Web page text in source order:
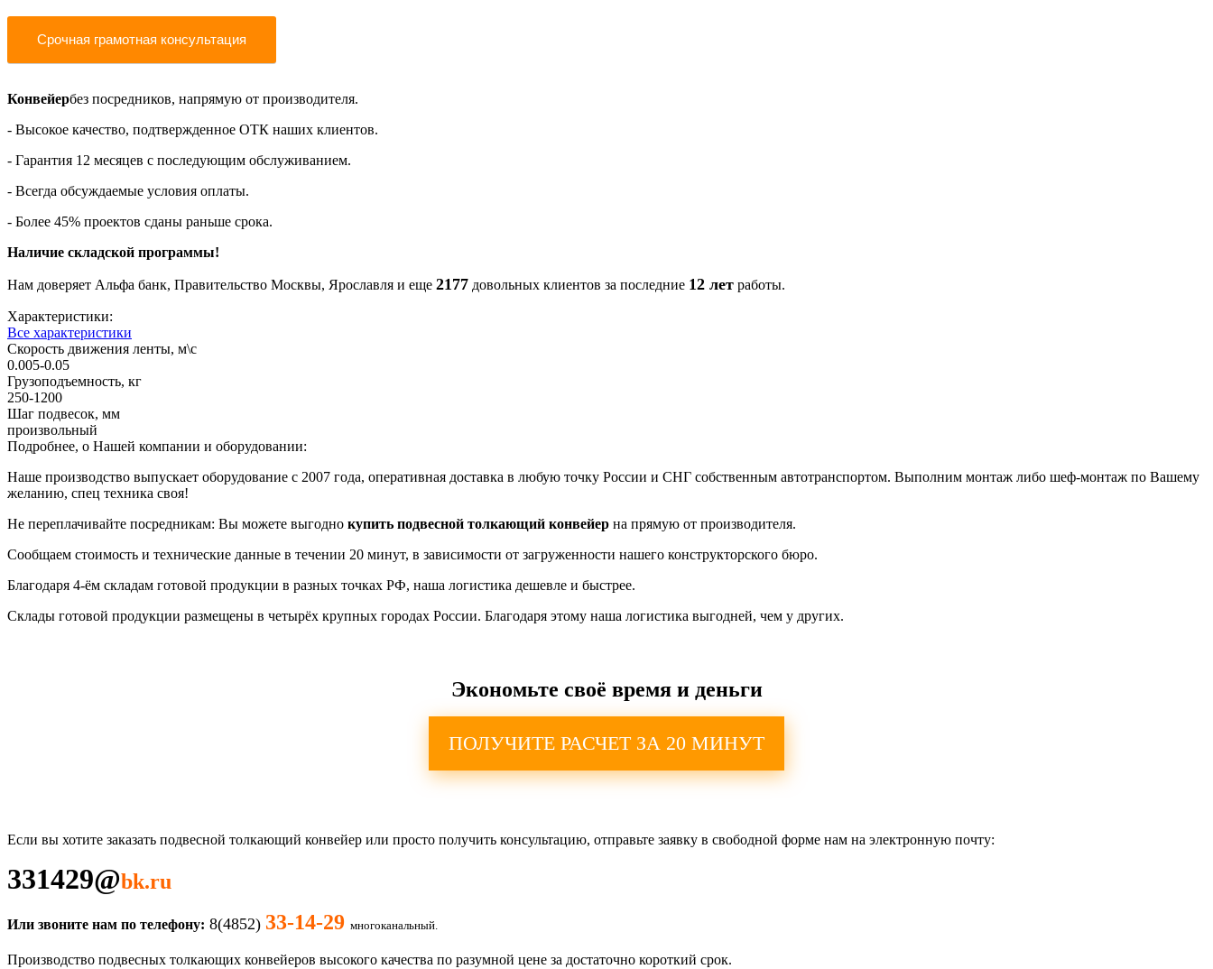
Срочная грамотная консультация
Конвейербез посредников, напрямую от производителя.
- Высокое качество, подтвержденное ОТК наших клиентов.
- Гарантия 12 месяцев с последующим обслуживанием.
- Всегда обсуждаемые условия оплаты.
- Более 45% проектов сданы раньше срока.
Наличие складской программы!
Нам доверяет Альфа банк, Правительство Москвы, Ярославля и еще 2177 довольных клиентов за последние 12 лет работы.
Характеристики:
Все характеристики
Скорость движения ленты, м\с
0.005-0.05
Грузоподъемность, кг
250-1200
Шаг подвесок, мм
произвольный
Подробнее, о Нашей компании и оборудовании:
Наше производство выпускает оборудование с 2007 года, оперативная доставка в любую точку России и СНГ собственным автотранспортом. Выполним монтаж либо шеф-монтаж по Вашему
желанию, спец техника своя!
Не переплачивайте посредникам: Вы можете выгодно купить подвесной толкающий конвейер на прямую от производителя.
Сообщаем стоимость и технические данные в течении 20 минут, в зависимости от загруженности нашего конструкторского бюро.
Благодаря 4-ём складам готовой продукции в разных точках РФ, наша логистика дешевле и быстрее.
Склады готовой продукции размещены в четырёх крупных городах России. Благодаря этому наша логистика выгодней, чем у других.
Экономьте своё время и деньги
ПОЛУЧИТЕ РАСЧЕТ ЗА 20 МИНУТ
Если вы хотите заказать подвесной толкающий конвейер или просто получить консультацию, отправьте заявку в свободной форме нам на электронную почту:
331429@bk.ru
Или звоните нам по телефону: 8(4852) 33-14-29 многоканальный.
Производство подвесных толкающих конвейеров высокого качества по разумной цене за достаточно короткий срок.